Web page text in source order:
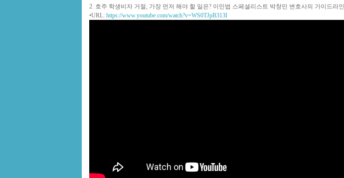
2. 호주 학생비자 거절, 가장 먼저 해야 할 일은? 이민법 스페셜리스트 박창민 변호사의 가이드라인
•URL: https://www.youtube.com/watch?v=WS0TJpB313I